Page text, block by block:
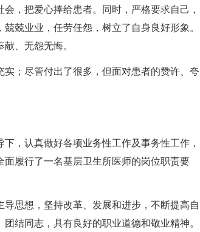
把爱心捧给患者。同时，严格要求自己，
兢业业，任劳任怨，树立了自身良好形象。
、无怨无悔。
；尽管付出了很多，但面对患者的赞许、夸
认真做好各项业务性工作及事务性工作，
履行了一名基层卫生所医师的岗位职责要
思想，坚持改革、发展和进步，不断提高自
结同志，具有良好的职业道德和敬业精神。